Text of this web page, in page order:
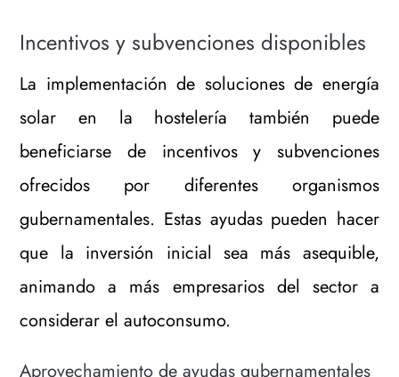
Incentivos y subvenciones disponibles
La implementación de soluciones de energía
solar en la hostelería también puede
beneficiarse de incentivos y subvenciones
ofrecidos por diferentes organismos
gubernamentales. Estas ayudas pueden hacer
que la inversión inicial sea más asequible,
animando a más empresarios del sector a
considerar el autoconsumo.
Aprovechamiento de ayudas gubernamentales